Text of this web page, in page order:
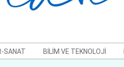
SANAT BILIM VE TEKNOLOJI